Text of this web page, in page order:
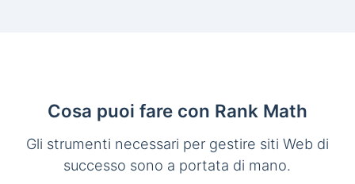
Cosa puoi fare con Rank Math
Gli strumenti necessari per gestire siti Web di
successo sono a portata di mano.